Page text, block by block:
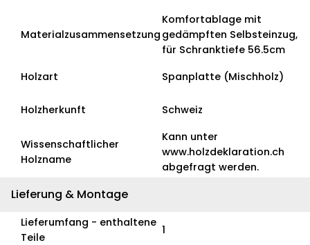
Materialzusammensetzung
Komfortablage mit
gedämpften Selbsteinzug,
für Schranktiefe 56.5cm
Holzart
Spanplatte (Mischholz)
Holzherkunft Schweiz
Wissenschaftlicher
Holzname
Kann unter
www.holzdeklaration.ch
abgefragt werden.
Lieferung & Montage
Lieferumfang - enthaltene
Teile
1